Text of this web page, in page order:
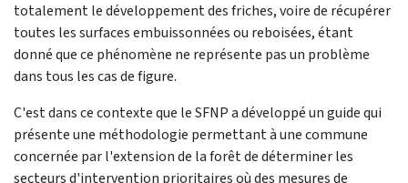
totalement le développement des friches, voire de récupérer
toutes les surfaces embuissonnées ou reboisées, étant
donné que ce phénomène ne représente pas un problème
dans tous les cas de figure.
C'est dans ce contexte que le SFNP a développé un guide qui
présente une méthodologie permettant à une commune
concernée par l'extension de la forêt de déterminer les
secteurs d'intervention prioritaires où des mesures de